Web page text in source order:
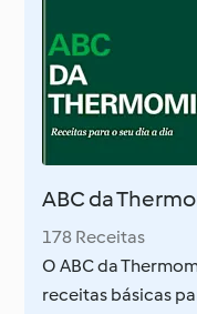
conteúdo
principal
ABC da
178 Receitas
O ABC da
receitas básicas